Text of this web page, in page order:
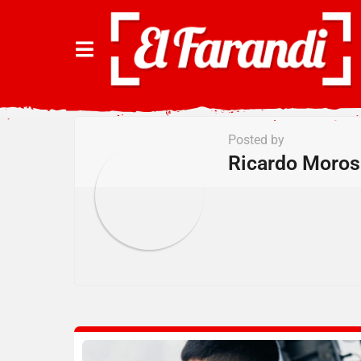
Posted by
Ricardo Moros